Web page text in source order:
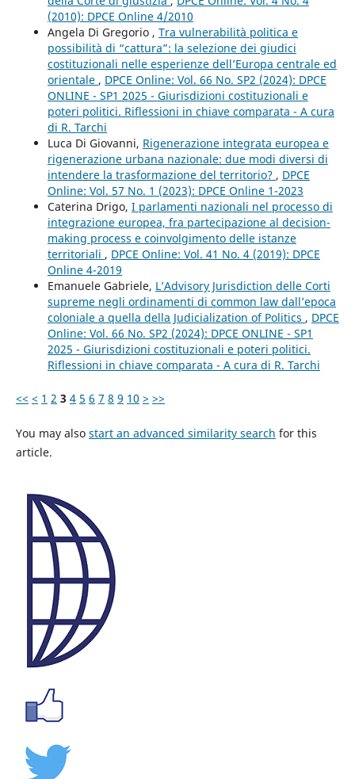
(2010): DPCE Online 4/2010
Angela Di Gregorio , Tra vulnerabilità politica e
possibilità di “cattura”: la selezione dei giudici
costituzionali nelle esperienze dell’Europa centrale ed
orientale , DPCE Online: Vol. 66 No. SP2 (2024): DPCE
ONLINE - SP1 2025 - Giurisdizioni costituzionali e
poteri politici. Riflessioni in chiave comparata - A cura
di R. Tarchi
Luca Di Giovanni, Rigenerazione integrata europea e
rigenerazione urbana nazionale: due modi diversi di
intendere la trasformazione del territorio? , DPCE
Online: Vol. 57 No. 1 (2023): DPCE Online 1-2023
Caterina Drigo, I parlamenti nazionali nel processo di
integrazione europea, fra partecipazione al decision-
making process e coinvolgimento delle istanze
territoriali , DPCE Online: Vol. 41 No. 4 (2019): DPCE
Online 4-2019
Emanuele Gabriele, L’Advisory Jurisdiction delle Corti
supreme negli ordinamenti di common law dall’epoca
coloniale a quella della Judicialization of Politics , DPCE
Online: Vol. 66 No. SP2 (2024): DPCE ONLINE - SP1
2025 - Giurisdizioni costituzionali e poteri politici.
Riflessioni in chiave comparata - A cura di R. Tarchi
<< < 1 2 3 4 5 6 7 8 9 10 > >>
You may also start an advanced similarity search for this
article.